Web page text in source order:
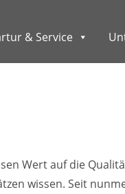
& Service
Wert auf die
wissen. Seit